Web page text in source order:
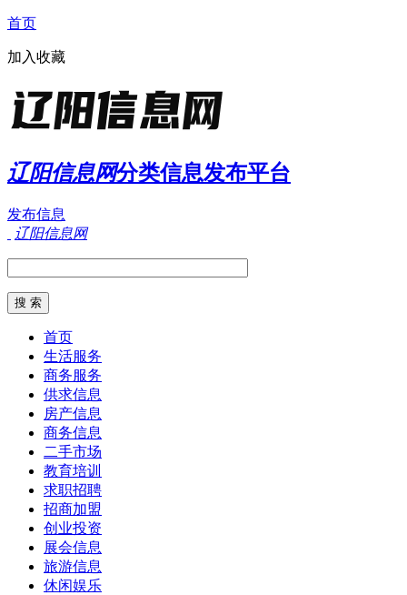
首页
加入收藏
辽阳信息网分类信息发布平台
发布信息
辽阳信息网
首页
生活服务
商务服务
供求信息
房产信息
商务信息
二手市场
教育培训
求职招聘
招商加盟
创业投资
展会信息
旅游信息
休闲娱乐